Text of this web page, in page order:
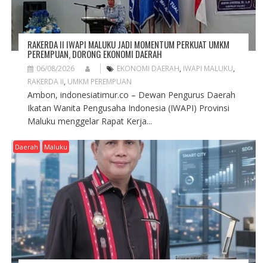
RAKERDA II IWAPI MALUKU JADI MOMENTUM PERKUAT UMKM
PEREMPUAN, DORONG EKONOMI DAERAH
06/08/2026 EKONOMI DAERAH, IWAPI MALUKU,
RAKERDA II, UMKM PEREMPUAN
Ambon, indonesiatimur.co – Dewan Pengurus Daerah
Ikatan Wanita Pengusaha Indonesia (IWAPI) Provinsi
Maluku menggelar Rapat Kerja...
Daerah Maluku